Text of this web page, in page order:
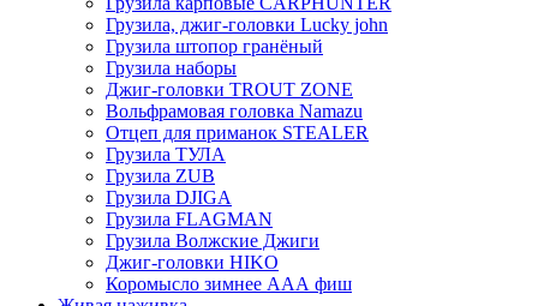
Грузила, джиг-головки Lucky john
Грузила штопор гранёный
Грузила наборы
Джиг-головки TROUT ZONE
Вольфрамовая головка Namazu
Отцеп для приманок STEALER
Грузила ТУЛА
Грузила ZUB
Грузила DJIGA
Грузила FLAGMAN
Грузила Волжские Джиги
Джиг-головки HIKO
Коромысло зимнее ААА фиш